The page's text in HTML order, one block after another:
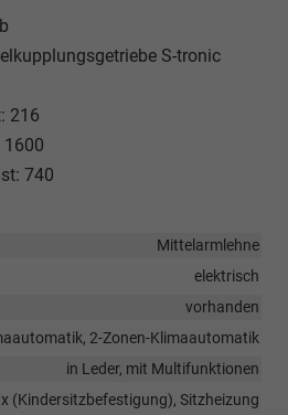
S-tronic
216
1600
740
Mittelarmlehne
elektrisch
vorhanden
2-Zonen-Klimaautomatik
in Leder, mit Multifunktionen
(Kindersitzbefestigung), Sitzheizung